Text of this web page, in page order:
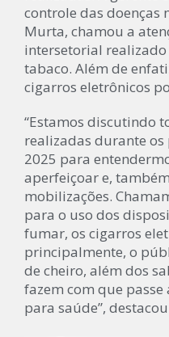
controle das doenças
Murta, chamou a
intersetorial
tabaco. Além de
cigarros eletrônicos
“Estamos discutindo
realizadas durante os
2025 para
aperfeiçoar e,
mobilizações.
para o uso dos
fumar, os cigarros
principalmente, o
de cheiro, além dos
fazem com que
para saúde”,